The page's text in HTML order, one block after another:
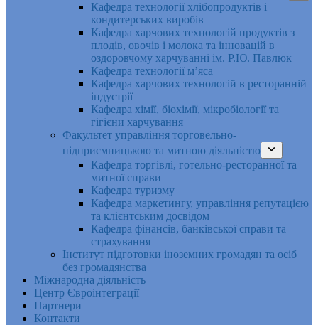
Кафедра технології хлібопродуктів і
кондитерських виробів
Кафедра харчових технологій продуктів з
плодів, овочів і молока та інновацій в
оздоровчому харчуванні ім. Р.Ю. Павлюк
Кафедра технології м’яса
Кафедра харчових технологій в ресторанній
індустрії
Кафедра хімії, біохімії, мікробіології та
гігієни харчування
Факультет управління торговельно-
підприємницькою та митною діяльністю
Кафедра торгівлі, готельно-ресторанної та
митної справи
Кафедра туризму
Кафедра маркетингу, управління репутацією
та клієнтським досвідом
Кафедра фінансів, банківської справи та
страхування
Інститут підготовки іноземних громадян та осіб
без громадянства
Міжнародна діяльність
Центр Євроінтеграції
Партнери
Контакти